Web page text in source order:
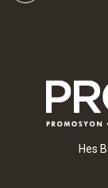
Hes